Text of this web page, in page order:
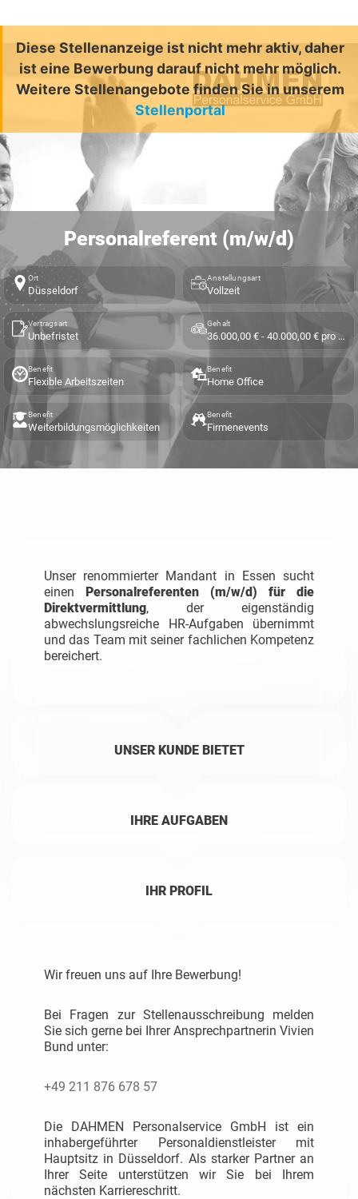
Diese Stellenanzeige ist nicht mehr aktiv, daher
ist eine Bewerbung darauf nicht mehr möglich.
Weitere Stellenangebote finden Sie in unserem
Stellenportal
Personalreferent (m/w/d)
Ort
Düsseldorf
Anstellungsart
Vollzeit
Vertragsart
Unbefristet
Gehalt
36.000,00 € - 40.000,00 € pro Jahr
Benefit
Flexible Arbeitszeiten
Benefit
Home Office
Benefit
Weiterbildungsmöglichkeiten
Benefit
Firmenevents
Unser renommierter Mandant in Essen sucht
einen Personalreferenten (m/w/d) für die
Direktvermittlung, der eigenständig
abwechslungsreiche HR-Aufgaben übernimmt
und das Team mit seiner fachlichen Kompetenz
bereichert.
UNSER KUNDE BIETET
IHRE AUFGABEN
IHR PROFIL
Wir freuen uns auf Ihre Bewerbung!
Bei Fragen zur Stellenausschreibung melden
Sie sich gerne bei Ihrer Ansprechpartnerin Vivien
Bund unter:
+49 211 876 678 57
Die DAHMEN Personalservice GmbH ist ein
inhabergeführter Personaldienstleister mit
Hauptsitz in Düsseldorf. Als starker Partner an
Ihrer Seite unterstützen wir Sie bei Ihrem
nächsten Karriereschritt.